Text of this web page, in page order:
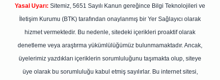
Yasal Uyarı: Sitemiz, 5651 Sayılı Kanun gereğince Bilgi Teknolojileri ve
İletişim Kurumu (BTK) tarafından onaylanmış bir Yer Sağlayıcı olarak
hizmet vermektedir. Bu nedenle, sitedeki içerikleri proaktif olarak
denetleme veya araştırma yükümlülüğümüz bulunmamaktadır. Ancak,
üyelerimiz yazdıkları içeriklerin sorumluluğunu taşımakta olup, siteye
üye olarak bu sorumluluğu kabul etmiş sayılırlar. Bu internet sitesi,